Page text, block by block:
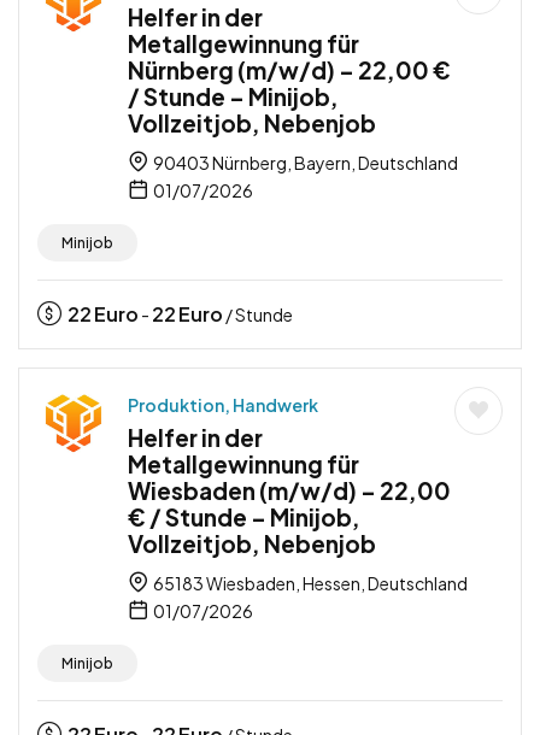
Helfer in der
Metallgewinnung für
Nürnberg (m/w/d) – 22,00 €
/ Stunde – Minijob,
Vollzeitjob, Nebenjob
90403 Nürnberg, Bayern, Deutschland
01/07/2026
Minijob
22Euro - 22Euro / Stunde
Produktion, Handwerk
Helfer in der
Metallgewinnung für
Wiesbaden (m/w/d) – 22,00
€ / Stunde – Minijob,
Vollzeitjob, Nebenjob
65183 Wiesbaden, Hessen, Deutschland
01/07/2026
Minijob